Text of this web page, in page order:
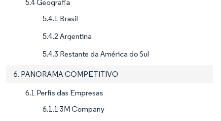
5.4 Geografia
5.4.1 Brasil
5.4.2 Argentina
5.4.3 Restante da América do Sul
6. PANORAMA COMPETITIVO
6.1 Perfis das Empresas
6.1.1 3M Company